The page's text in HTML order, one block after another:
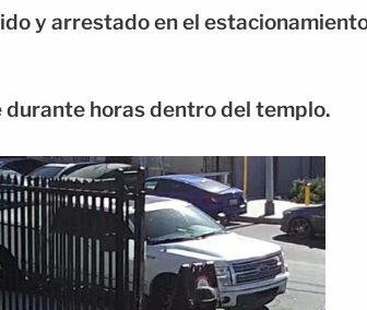
y arrestado en el
durante horas dentro del templo.